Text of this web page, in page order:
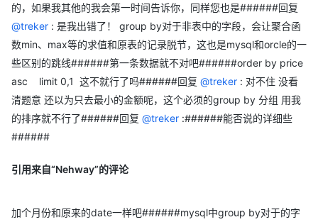
的，如果我其他的我会第一时间告诉你，同样您也是######回复
@treker : 是我出错了！ group by对于非表中的字段，会让聚合函
数min、max等的求值和原表的记录脱节，这也是mysql和orcle的一
些区别的跳线######第一条数据就不对吧######order by price
asc limit 0,1 这不就行了吗######回复 @treker : 对不住 没看
清题意 还以为只去最小的金额呢，这个必须的group by 分组 用我
的排序就不行了######回复 @treker :######能否说的详细些
######
引用来自“Nehway”的评论
加个月份和原来的date一样吧######mysql中group by对于的字